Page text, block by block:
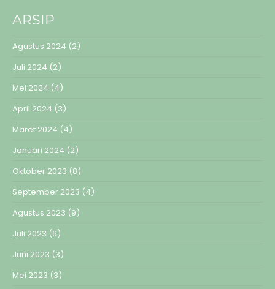
ARSIP
Agustus 2024 (2)
Juli 2024 (2)
Mei 2024 (4)
April 2024 (3)
Maret 2024 (4)
Januari 2024 (2)
Oktober 2023 (8)
September 2023 (4)
Agustus 2023 (9)
Juli 2023 (6)
Juni 2023 (3)
Mei 2023 (3)